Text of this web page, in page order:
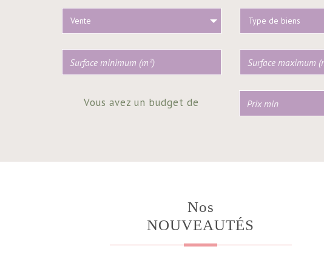
Vente Type de biens
Vous avez un budget de
Nos
NOUVEAUTÉS